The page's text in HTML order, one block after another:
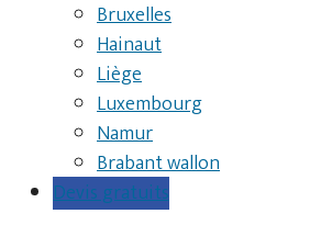
Bruxelles
Hainaut
Liège
Luxembourg
Namur
Brabant wallon
Devis gratuits